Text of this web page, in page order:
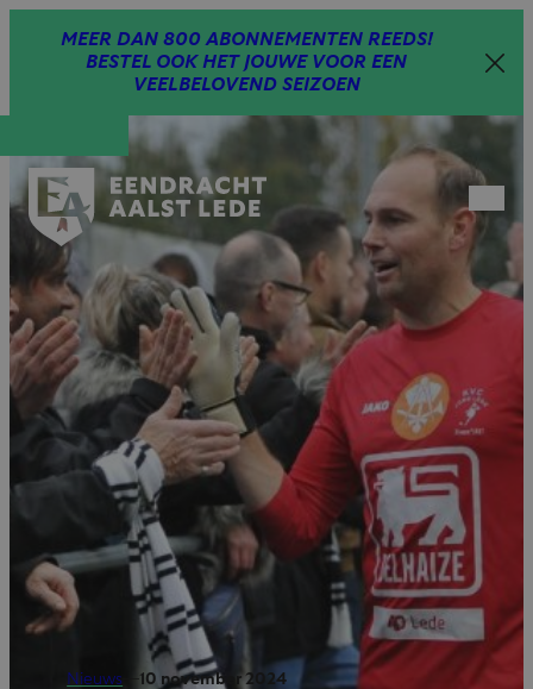
MEER DAN 800 ABONNEMENTEN REEDS!
BESTEL OOK HET JOUWE VOOR EEN
VEELBELOVEND SEIZOEN
menu
Nieuws —10 november 2024